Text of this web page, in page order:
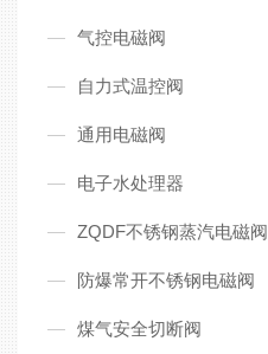
气控电磁阀
自力式温控阀
通用电磁阀
电子水处理器
ZQDF不锈钢蒸汽电磁阀
防爆常开不锈钢电磁阀
煤气安全切断阀